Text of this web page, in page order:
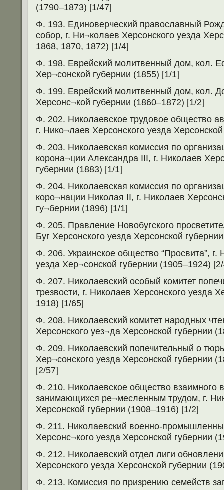
(1790–1873) [1/47]
Ф. 193. Единоверческий православный
собор, г. Ни¬колаев Херсонского уезда
1868, 1870, 1872) [1/4]
Ф. 198. Еврейский молитвенный дом, кол.
Хер¬сонской губернии (1855) [1/1]
Ф. 199. Еврейский молитвенный дом, кол.
Херсонс¬кой губернии (1860–1872) [1/2]
Ф. 202. Николаевское трудовое общество
г. Нико¬лаев Херсонского уезда
Ф. 203. Николаевская комиссия по
корона¬ции Александра III, г. Николаев
губернии (1883) [1/1]
Ф. 204. Николаевская комиссия по
коро¬нации Николая II, г. Николаев
гу¬бернии (1896) [1/1]
Ф. 205. Правление Новобугского
Буг Херсонского уезда Херсонской
Ф. 206. Украинское общество “Просвита”, г.
уезда Хер¬сонской губернии (1905–1924)
Ф. 207. Николаевский особый комитет
трезвости, г. Николаев Херсонского уезда
1918) [1/65]
Ф. 208. Николаевский комитет народных
Херсонского уез¬да Херсонской губернии
Ф. 209. Николаевский попечительный о
Хер¬сонского уезда Херсонской губернии
[2/57]
Ф. 210. Николаевское общество взаимного
занимающихся ре¬месленным трудом, г.
Херсонской губернии (1908–1916) [1/2]
Ф. 211. Николаевский военно-
Херсонс¬кого уезда Херсонской губернии
Ф. 212. Николаевский отдел лиги
Херсонского уезда Херсонской губернии
Ф. 213. Комиссия по призрению семейств